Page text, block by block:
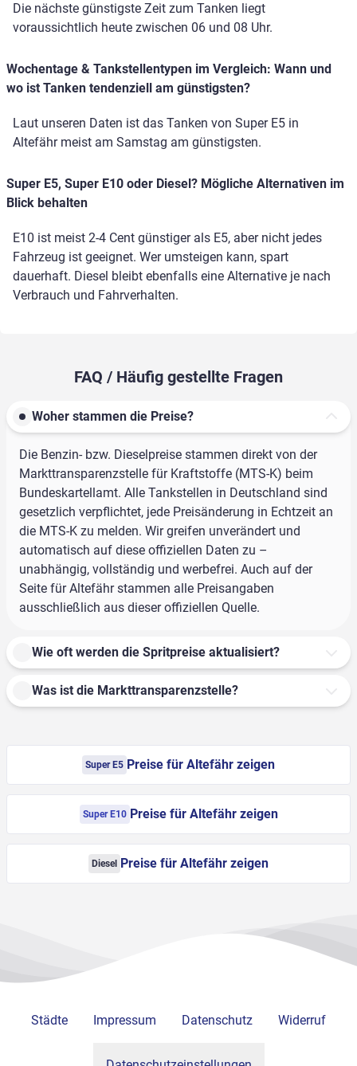
Die nächste günstigste Zeit zum Tanken liegt
voraussichtlich heute zwischen 06 und 08 Uhr.
Wochentage & Tankstellentypen im Vergleich: Wann und
wo ist Tanken tendenziell am günstigsten?
Laut unseren Daten ist das Tanken von Super E5 in
Altefähr meist am Samstag am günstigsten.
Super E5, Super E10 oder Diesel? Mögliche Alternativen im
Blick behalten
E10 ist meist 2-4 Cent günstiger als E5, aber nicht jedes
Fahrzeug ist geeignet. Wer umsteigen kann, spart
dauerhaft. Diesel bleibt ebenfalls eine Alternative je nach
Verbrauch und Fahrverhalten.
FAQ / Häufig gestellte Fragen
Woher stammen die Preise?
Die Benzin- bzw. Dieselpreise stammen direkt von der
Markttransparenzstelle für Kraftstoffe (MTS-K) beim
Bundeskartellamt. Alle Tankstellen in Deutschland sind
gesetzlich verpflichtet, jede Preisänderung in Echtzeit an
die MTS-K zu melden. Wir greifen unverändert und
automatisch auf diese offiziellen Daten zu –
unabhängig, vollständig und werbefrei. Auch auf der
Seite für Altefähr stammen alle Preisangaben
ausschließlich aus dieser offiziellen Quelle.
Wie oft werden die Spritpreise aktualisiert?
Was ist die Markttransparenzstelle?
Super E5 Preise für Altefähr zeigen
Super E10 Preise für Altefähr zeigen
Diesel Preise für Altefähr zeigen
Städte Impressum Datenschutz Widerruf